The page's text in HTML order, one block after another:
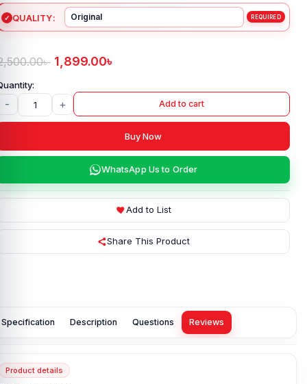
QUALITY
৳ 1,899.00৳
- + Add to cart
Buy Now
WhatsApp Us to Order
Add to List
Share This Product
Specification Description Questions Reviews
Product details